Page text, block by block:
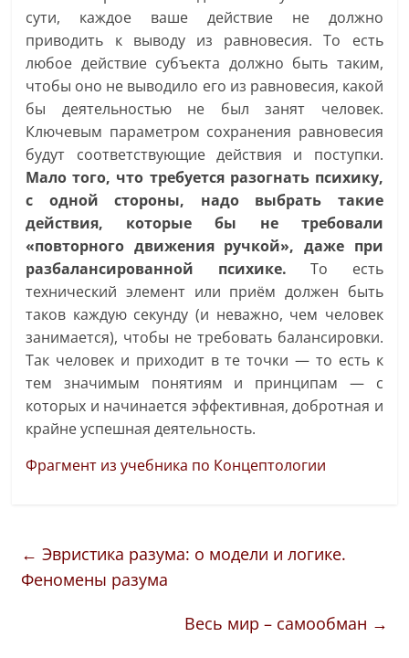
сути, каждое ваше действие не должно
приводить к выводу из равновесия. То есть
любое действие субъекта должно быть таким,
чтобы оно не выводило его из равновесия, какой
бы деятельностью не был занят человек.
Ключевым параметром сохранения равновесия
будут соответствующие действия и поступки.
Мало того, что требуется разогнать психику,
с одной стороны, надо выбрать такие
действия, которые бы не требовали
«повторного движения ручкой», даже при
разбалансированной психике. То есть
технический элемент или приём должен быть
таков каждую секунду (и неважно, чем человек
занимается), чтобы не требовать балансировки.
Так человек и приходит в те точки — то есть к
тем значимым понятиям и принципам — с
которых и начинается эффективная, добротная и
крайне успешная деятельность.
Фрагмент из учебника по Концептологии
← Эвристика разума: о модели и логике.
Феномены разума
Весь мир – самообман →